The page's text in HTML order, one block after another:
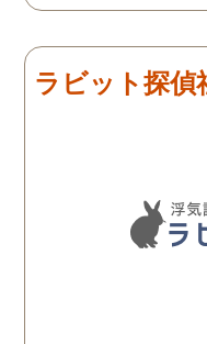
り入れ、細かく打
た。調査を行った
日の報告を入れて
聞いて頂いたりと
も助かりました。
調査の動画を見せ
ラビット探偵